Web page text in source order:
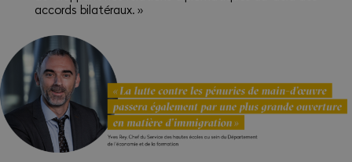
accords bilatéraux. »